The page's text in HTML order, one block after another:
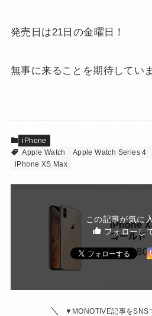
発売日は21日の金曜日！
無事に来ることを期待してい
iPhone
Apple Watch
Apple Watch Series 4
iPhone XS Max
この記事が気に
フォローし
▼MONOTIVE記事をSNS